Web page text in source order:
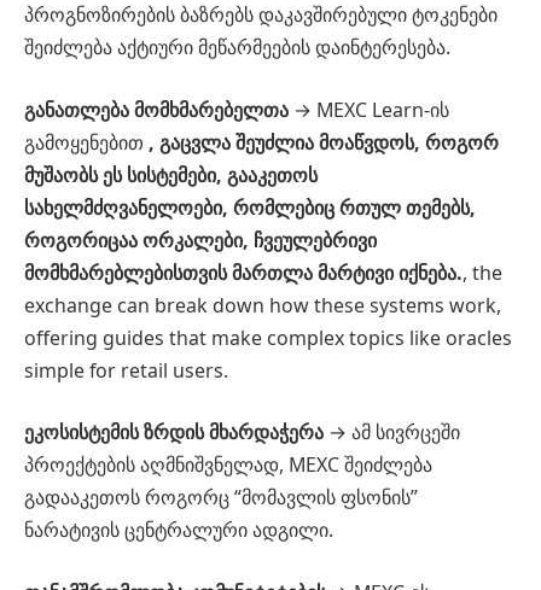
პროგნოზირების ბაზრებს დაკავშირებული ტოკენები
შეიძლება აქტიური მეწარმეების დაინტერესება.
განათლება მომხმარებელთა → MEXC Learn-ის
გამოყენებით , გაცვლა შეუძლია მოაწვდოს, როგორ
მუშაობს ეს სისტემები, გააკეთოს
სახელმძღვანელოები, რომლებიც რთულ თემებს,
როგორიცაა ორკალები, ჩვეულებრივი
მომხმარებლებისთვის მართლა მარტივი იქნება., the
exchange can break down how these systems work,
offering guides that make complex topics like oracles
simple for retail users.
ეკოსისტემის ზრდის მხარდაჭერა → ამ სივრცეში
პროექტების აღმნიშვნელად, MEXC შეიძლება
გადააკეთოს როგორც “მომავლის ფსონის”
ნარატივის ცენტრალური ადგილი.